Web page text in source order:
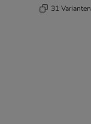
31 Varianten